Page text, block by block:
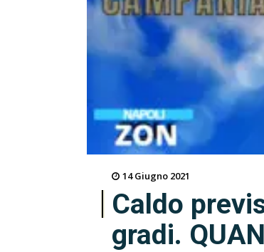
14 Giugno 2021
Caldo
gradi.